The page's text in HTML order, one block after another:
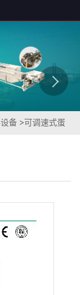
备 >可调速式蛋